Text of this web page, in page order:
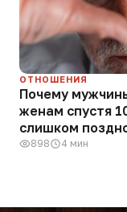
ОТНОШЕНИЯ
Почему
женам спустя
слишком
898 4 мин